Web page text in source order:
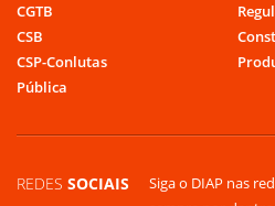
CGTB
CSB
CSP-Conlutas
Pública
REDES SOCIAIS
Siga o DIAP nas